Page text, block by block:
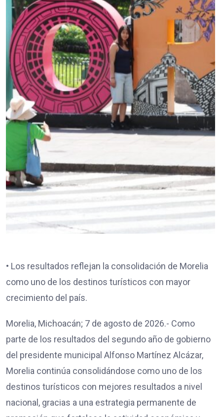
• Los resultados reflejan la consolidación de Morelia
como uno de los destinos turísticos con mayor
crecimiento del país.
Morelia, Michoacán; 7 de agosto de 2026.- Como
parte de los resultados del segundo año de gobierno
del presidente municipal Alfonso Martínez Alcázar,
Morelia continúa consolidándose como uno de los
destinos turísticos con mejores resultados a nivel
nacional, gracias a una estrategia permanente de